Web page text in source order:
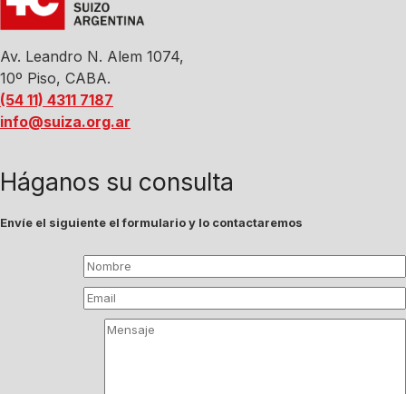
Av. Leandro N. Alem 1074,
10º Piso, CABA.
(54 11) 4311 7187
info@suiza.org.ar
Háganos su consulta
Envíe el siguiente el formulario y lo contactaremos